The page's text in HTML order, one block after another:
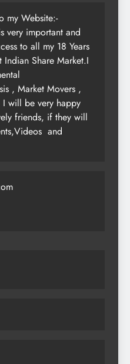
my Website:-
very important and
to all my 18 Years
Share Market.I
, Market Movers ,
will be very happy
friends, if they will
and